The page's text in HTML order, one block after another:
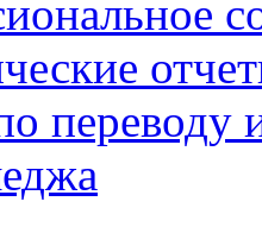
переводу